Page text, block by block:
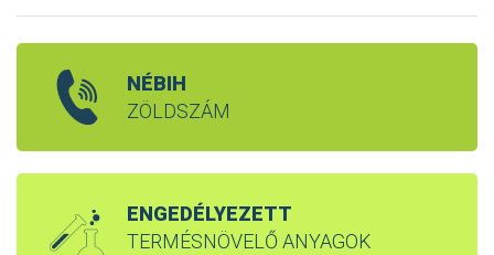
NÉBIH
ZÖLDSZÁM
ENGEDÉLYEZETT
TERMÉSNÖVELŐ ANYAGOK